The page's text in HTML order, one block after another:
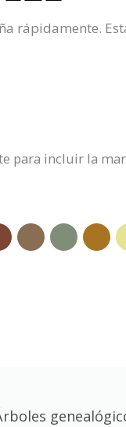
rápidamente.
para incluir la